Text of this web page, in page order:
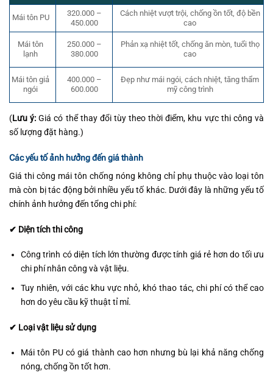
Mái tôn PU
320.000 –
450.000
Cách nhiệt vượt trội, chống ồn tốt, độ bền
cao
Mái tôn
lạnh
250.000 –
380.000
Phản xạ nhiệt tốt, chống ăn mòn, tuổi thọ
cao
Mái tôn giả
ngói
400.000 –
600.000
Đẹp như mái ngói, cách nhiệt, tăng thẩm
mỹ công trình
(Lưu ý: Giá có thể thay đổi tùy theo thời điểm, khu vực thi công và
số lượng đặt hàng.)
Các yếu tố ảnh hưởng đến giá thành
Giá thi công mái tôn chống nóng không chỉ phụ thuộc vào loại tôn
mà còn bị tác động bởi nhiều yếu tố khác. Dưới đây là những yếu tố
chính ảnh hưởng đến tổng chi phí:
✔ Diện tích thi công
Công trình có diện tích lớn thường được tính giá rẻ hơn do tối ưu
chi phí nhân công và vật liệu.
Tuy nhiên, với các khu vực nhỏ, khó thao tác, chi phí có thể cao
hơn do yêu cầu kỹ thuật tỉ mỉ.
✔ Loại vật liệu sử dụng
Mái tôn PU có giá thành cao hơn nhưng bù lại khả năng chống
nóng, chống ồn tốt hơn.